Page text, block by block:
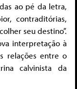
ao pé da letra,
contraditórias,
seu destino”.
interpretação à
relações entre o
calvinista da